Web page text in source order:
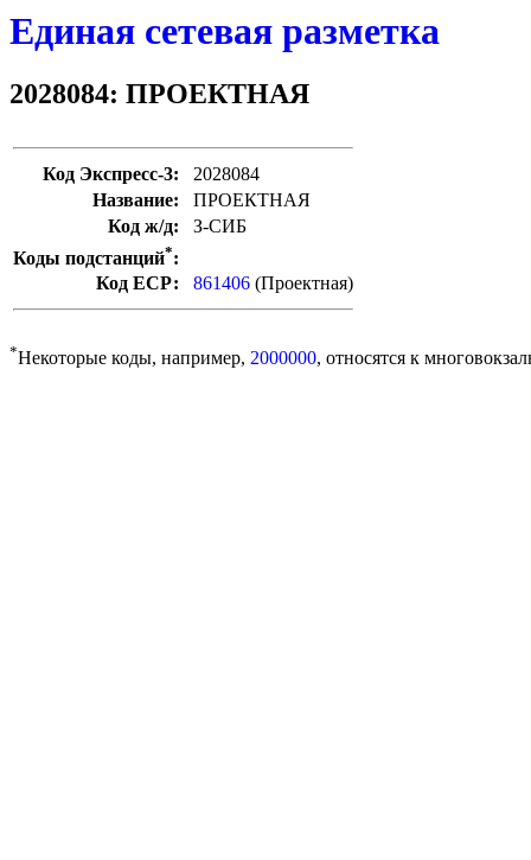
Единая сетевая разметка
2028084: ПРОЕКТНАЯ
Код Экспресс-3:
2028084
Название:
ПРОЕКТНАЯ
Код ж/д:
З-СИБ
Коды подстанций*:
Код ЕСР:
861406 (Проектная)
*Некоторые коды, например, 2000000, относятся к